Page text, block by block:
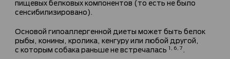
пищевых белковых компонентов (то есть не было
сенсибилизировано).
Основой гипоаллергенной диеты может быть белок
рыбы, конины, кролика, кенгуру или любой другой,
с которым собака раньше не встречалась 1, 6, 7